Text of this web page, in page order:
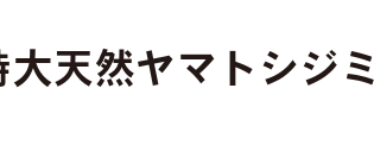
天然ヤマトシジミ